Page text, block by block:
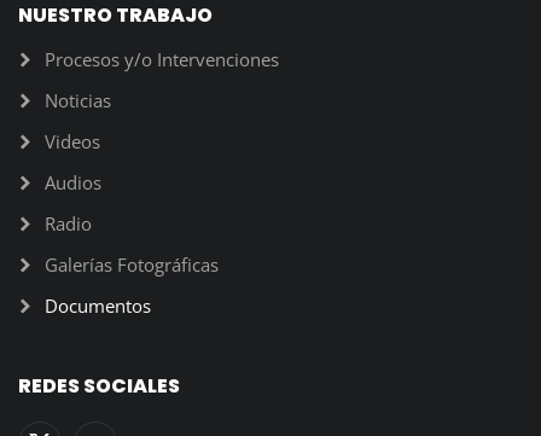
NUESTRO TRABAJO
Procesos y/o Intervenciones
Noticias
Videos
Audios
Radio
Galerías Fotográficas
Documentos
REDES SOCIALES